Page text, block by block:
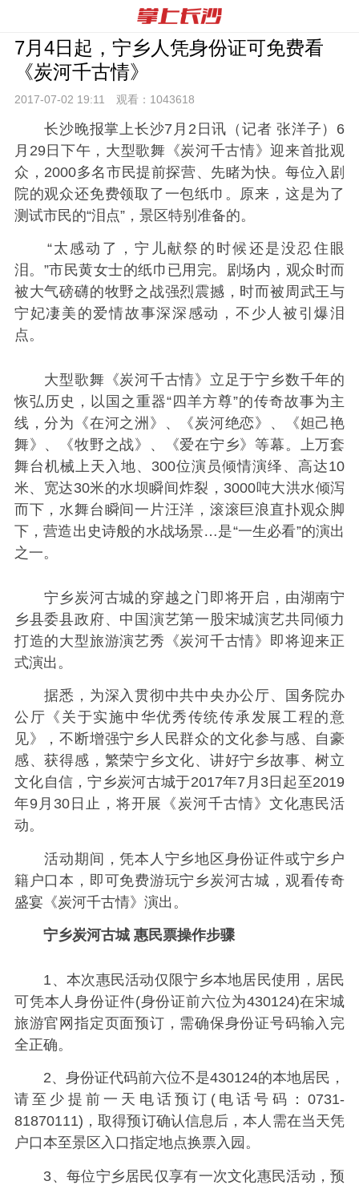
7月4日起，宁乡人凭身份证可免费看
《炭河千古情》
2017-07-02 19:11 观看： 1043618
长沙晚报掌上长沙7月2日讯（记者 张洋子）6
月29日下午，大型歌舞《炭河千古情》迎来首批观
众，2000多名市民提前探营、先睹为快。每位入剧
院的观众还免费领取了一包纸巾。原来，这是为了
测试市民的“泪点”，景区特别准备的。
“太感动了，宁儿献祭的时候还是没忍住眼
泪。”市民黄女士的纸巾已用完。剧场内，观众时而
被大气磅礴的牧野之战强烈震撼，时而被周武王与
宁妃凄美的爱情故事深深感动，不少人被引爆泪
点。
大型歌舞《炭河千古情》立足于宁乡数千年的
恢弘历史，以国之重器“四羊方尊”的传奇故事为主
线，分为《在河之洲》、《炭河绝恋》、《妲己艳
舞》、《牧野之战》、《爱在宁乡》等幕。上万套
舞台机械上天入地、300位演员倾情演绎、高达10
米、宽达30米的水坝瞬间炸裂，3000吨大洪水倾泻
而下，水舞台瞬间一片汪洋，滚滚巨浪直扑观众脚
下，营造出史诗般的水战场景…是“一生必看”的演出
之一。
宁乡炭河古城的穿越之门即将开启，由湖南宁
乡县委县政府、中国演艺第一股宋城演艺共同倾力
打造的大型旅游演艺秀《炭河千古情》即将迎来正
式演出。
据悉，为深入贯彻中共中央办公厅、国务院办
公厅《关于实施中华优秀传统传承发展工程的意
见》，不断增强宁乡人民群众的文化参与感、自豪
感、获得感，繁荣宁乡文化、讲好宁乡故事、树立
文化自信，宁乡炭河古城于2017年7月3日起至2019
年9月30日止，将开展《炭河千古情》文化惠民活
动。
活动期间，凭本人宁乡地区身份证件或宁乡户
籍户口本，即可免费游玩宁乡炭河古城，观看传奇
盛宴《炭河千古情》演出。
宁乡炭河古城 惠民票操作步骤
1、本次惠民活动仅限宁乡本地居民使用，居民
可凭本人身份证件(身份证前六位为430124)在宋城
旅游官网指定页面预订，需确保身份证号码输入完
全正确。
2、身份证代码前六位不是430124的本地居民，
请至少提前一天电话预订(电话号码：0731-
81870111)，取得预订确认信息后，本人需在当天凭
户口本至景区入口指定地点换票入园。
3、每位宁乡居民仅享有一次文化惠民活动，预